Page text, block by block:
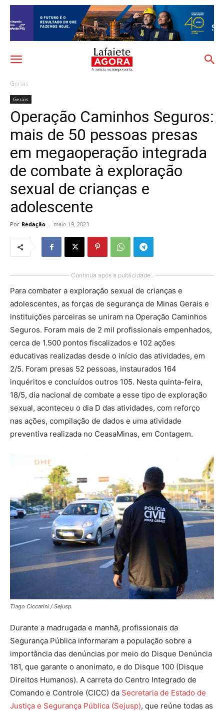
Gerais
Gerais
Operação Caminhos Seguros:
mais de 50 pessoas presas
em megaoperação integrada
de combate à exploração
sexual de crianças e
adolescente
Por Redação - maio 19, 2023
Continua após a publicidade..
Para combater a exploração sexual de crianças e
adolescentes, as forças de segurança de Minas Gerais e
instituições parceiras se uniram na Operação Caminhos
Seguros. Foram mais de 2 mil profissionais empenhados,
cerca de 1.500 pontos fiscalizados e 102 ações
educativas realizadas desde o início das atividades, em
2/5. Foram presas 52 pessoas, instaurados 164
inquéritos e concluídos outros 105. Nesta quinta-feira,
18/5, dia nacional de combate a esse tipo de exploração
sexual, aconteceu o dia D das atividades, com reforço
nas ações, compilação de dados e uma atividade
preventiva realizada no CeasaMinas, em Contagem.
Tiago Ciccarini / Sejusp
Durante a madrugada e manhã, profissionais da
Segurança Pública informaram a população sobre a
importância das denúncias por meio do Disque Denúncia
181, que garante o anonimato, e do Disque 100 (Disque
Direitos Humanos). A carreta do Centro Integrado de
Comando e Controle (CICC) da Secretaria de Estado de
Justiça e Segurança Pública (Sejusp), que reúne todas as